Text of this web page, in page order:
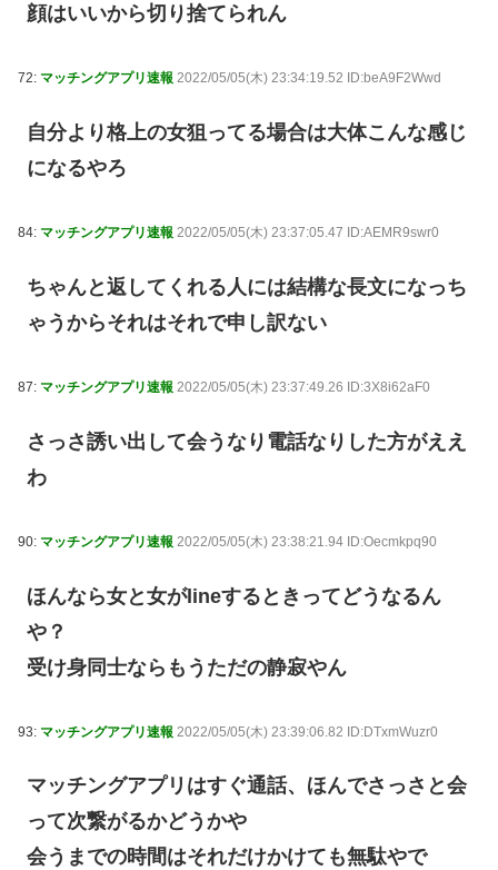
顔はいいから切り捨てられん
72: マッチングアプリ速報 2022/05/05(木) 23:34:19.52 ID:beA9F2Wwd
自分より格上の女狙ってる場合は大体こんな感じ
になるやろ
84: マッチングアプリ速報 2022/05/05(木) 23:37:05.47 ID:AEMR9swr0
ちゃんと返してくれる人には結構な長文になっち
ゃうからそれはそれで申し訳ない
87: マッチングアプリ速報 2022/05/05(木) 23:37:49.26 ID:3X8i62aF0
さっさ誘い出して会うなり電話なりした方がええ
わ
90: マッチングアプリ速報 2022/05/05(木) 23:38:21.94 ID:Oecmkpq90
ほんなら女と女がlineするときってどうなるん
や？
受け身同士ならもうただの静寂やん
93: マッチングアプリ速報 2022/05/05(木) 23:39:06.82 ID:DTxmWuzr0
マッチングアプリはすぐ通話、ほんでさっさと会
って次繋がるかどうかや
会うまでの時間はそれだけかけても無駄やで